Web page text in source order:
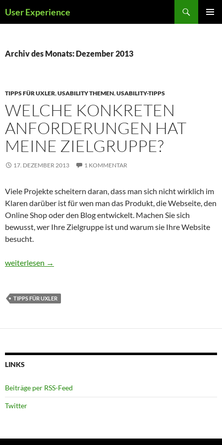
Inhalt
User Experience
Archiv des Monats: Dezember 2013
TIPPS FÜR UXLER,USABILITY THEMEN,USABILITY-TIPPS
WELCHE KONKRETEN
ANFORDERUNGEN HAT
MEINE ZIELGRUPPE?
17. DEZEMBER 2013 1 KOMMENTAR
Viele Projekte scheitern daran, dass man sich nicht wirklich im
Klaren darüber ist für wen man das Produkt, die Webseite, den
Online Shop oder den Blog entwickelt. Machen Sie sich
bewusst, wer Ihre Zielgruppe ist und warum sie Ihre Website
besucht.
Welche konkreten Anforderungen hat meine Zielgruppe?
weiterlesen →
TIPPS FÜR UXLER
LINKS
Beiträge per RSS-Feed
Twitter